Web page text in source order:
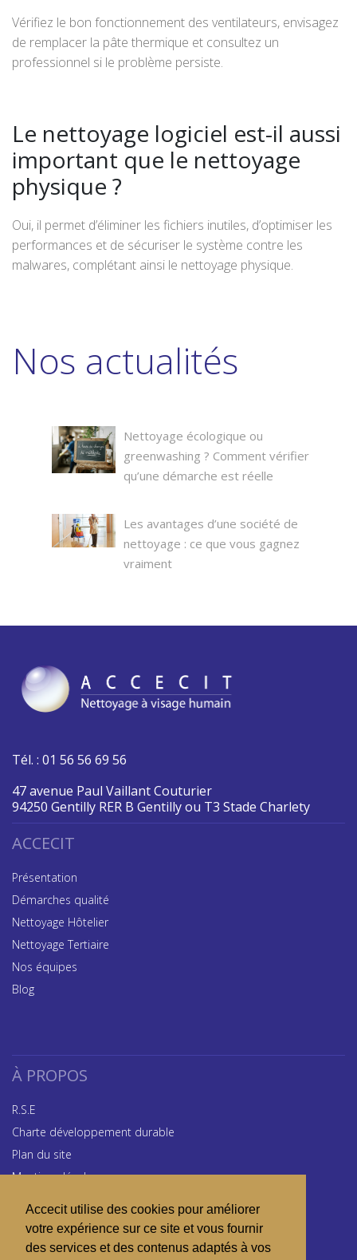
Accecit utilise des cookies pour améliorer
votre expérience sur ce site et vous fournir
des services et des contenus adaptés à vos
Vérifiez le bon fonctionnement des ventilateurs, envisagez
de remplacer la pâte thermique et consultez un
professionnel si le problème persiste.
Le nettoyage logiciel est-il aussi
important que le nettoyage
physique ?
Oui, il permet d’éliminer les fichiers inutiles, d’optimiser les
performances et de sécuriser le système contre les
malwares, complétant ainsi le nettoyage physique.
Nos actualités
Nettoyage écologique ou
greenwashing ? Comment vérifier
qu’une démarche est réelle
Les avantages d’une société de
nettoyage : ce que vous gagnez
vraiment
Tél. : 01 56 56 69 56
47 avenue Paul Vaillant Couturier
94250 Gentilly RER B Gentilly ou T3 Stade Charlety
ACCECIT
Présentation
Démarches qualité
Nettoyage Hôtelier
Nettoyage Tertiaire
Nos équipes
Blog
À PROPOS
R.S.E
Charte développement durable
Plan du site
Mentions légales